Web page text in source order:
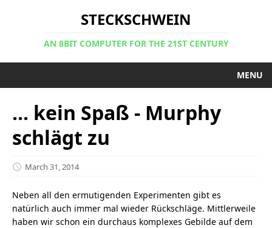
STECKSCHWEIN
AN 8BIT COMPUTER FOR THE 21ST CENTURY
MENU
... kein Spaß - Murphy
schlägt zu
March 31, 2014
Neben all den ermutigenden Experimenten gibt es
natürlich auch immer mal wieder Rückschläge. Mittlerweile
haben wir schon ein durchaus komplexes Gebilde auf dem